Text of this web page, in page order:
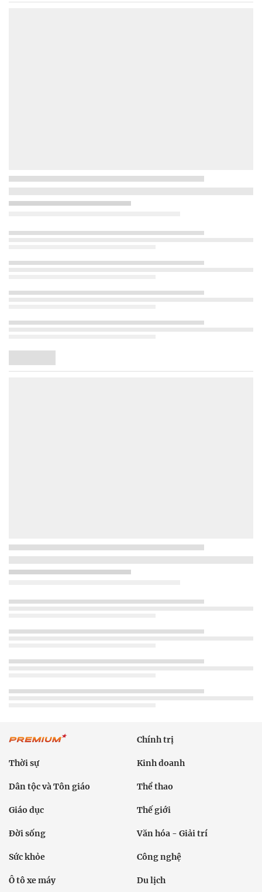
Chính trị
Thời sự Kinh doanh
Dân tộc và Tôn giáo Thể thao
Giáo dục Thế giới
Đời sống Văn hóa - Giải trí
Sức khỏe Công nghệ
Ô tô xe máy Du lịch